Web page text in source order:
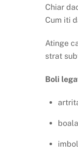
Chiar
Cum iti
Atinge
strat
Boli